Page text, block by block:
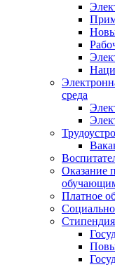
среда
Оказание
Платное
Стипендия